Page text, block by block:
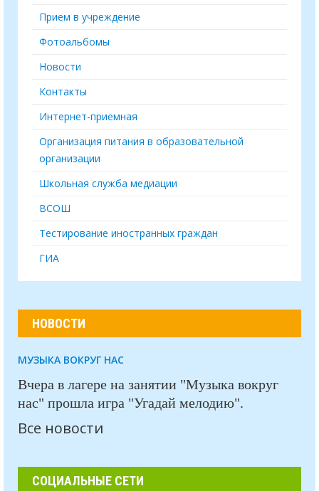
Прием в учреждение
Фотоальбомы
Новости
Контакты
Интернет-приемная
Организация питания в образовательной
организации
Школьная служба медиации
ВСОШ
Тестирование иностранных граждан
ГИА
НОВОСТИ
МУЗЫКА ВОКРУГ НАС
Вчера в лагере на занятии "Музыка вокруг
нас" прошла игра "Угадай мелодию".
Все новости
СОЦИАЛЬНЫЕ СЕТИ